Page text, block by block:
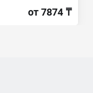
от 7874 ₸